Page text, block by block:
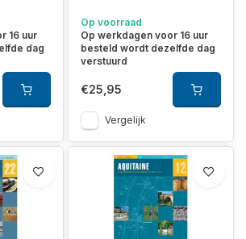
16 uur
dag
Op voorraad
Op werkdagen voor 16 uur
besteld wordt dezelfde dag
verstuurd
€25,95
Vergelijk